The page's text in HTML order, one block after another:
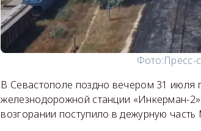
Фото:Пресс-
В Севастополе поздно вечером 31
железнодорожной станции «Инкерман-
возгорании поступило в дежурную